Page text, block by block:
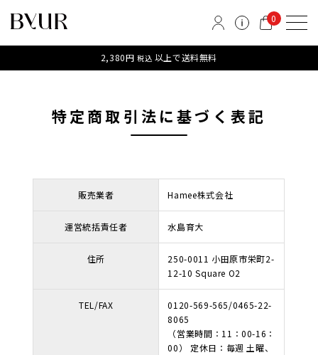
0
2,380円税込 以上で送料無料
特定商取引法に基づく表記
販売業者 Hamee株式会社
運営統括責任者 水島育大
住所
250-0011 小田原市栄町2-
12-10 Square O2
TEL/FAX
0120-569-565/0465-22-
8065
（営業時間：11：00-16：
00） 定休日：毎週 土曜、